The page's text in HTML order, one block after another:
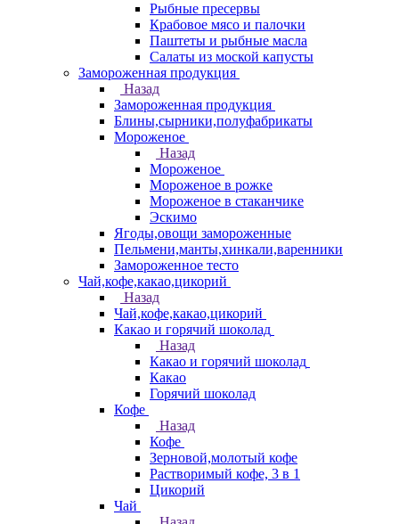
Рыбные пресервы
Крабовое мясо и палочки
Паштеты и рыбные масла
Салаты из моской капусты
Замороженная продукция
Назад
Замороженная продукция
Блины,сырники,полуфабрикаты
Мороженое
Назад
Мороженое
Мороженое в рожке
Мороженое в стаканчике
Эскимо
Ягоды,овощи замороженные
Пельмени,манты,хинкали,варенники
Замороженное тесто
Чай,кофе,какао,цикорий
Назад
Чай,кофе,какао,цикорий
Какао и горячий шоколад
Назад
Какао и горячий шоколад
Какао
Горячий шоколад
Кофе
Назад
Кофе
Зерновой,молотый кофе
Растворимый кофе, 3 в 1
Цикорий
Чай